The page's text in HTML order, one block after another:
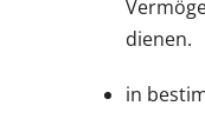
dienen.
in